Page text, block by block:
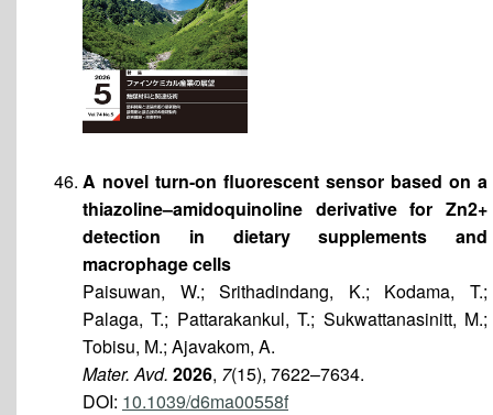
A novel turn-on fluorescent sensor based on a
thiazoline–amidoquinoline derivative for Zn2+
detection in dietary supplements and
macrophage cells
Paisuwan, W.; Srithadindang, K.; Kodama, T.;
Palaga, T.; Pattarakankul, T.; Sukwattanasinitt, M.;
Tobisu, M.; Ajavakom, A.
Mater. Avd. 2026, 7(15), 7622–7634.
DOI: 10.1039/d6ma00558f